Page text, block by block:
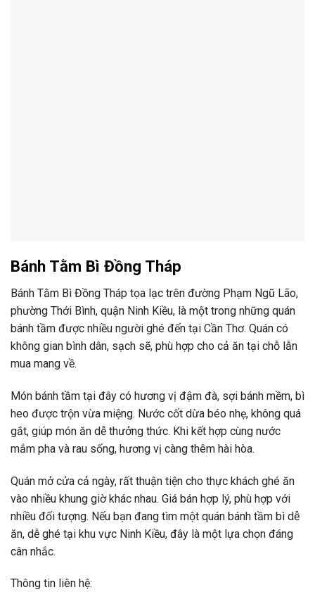
Bánh Tằm Bì Đồng Tháp
Bánh Tằm Bì Đồng Tháp tọa lạc trên đường Phạm Ngũ Lão,
phường Thới Bình, quận Ninh Kiều, là một trong những quán
bánh tầm được nhiều người ghé đến tại Cần Thơ. Quán có
không gian bình dân, sạch sẽ, phù hợp cho cả ăn tại chỗ lẫn
mua mang về.
Món bánh tầm tại đây có hương vị đậm đà, sợi bánh mềm, bì
heo được trộn vừa miệng. Nước cốt dừa béo nhẹ, không quá
gắt, giúp món ăn dễ thưởng thức. Khi kết hợp cùng nước
mắm pha và rau sống, hương vị càng thêm hài hòa.
Quán mở cửa cả ngày, rất thuận tiện cho thực khách ghé ăn
vào nhiều khung giờ khác nhau. Giá bán hợp lý, phù hợp với
nhiều đối tượng. Nếu bạn đang tìm một quán bánh tầm bì dễ
ăn, dễ ghé tại khu vực Ninh Kiều, đây là một lựa chọn đáng
cân nhắc.
Thông tin liên hệ: